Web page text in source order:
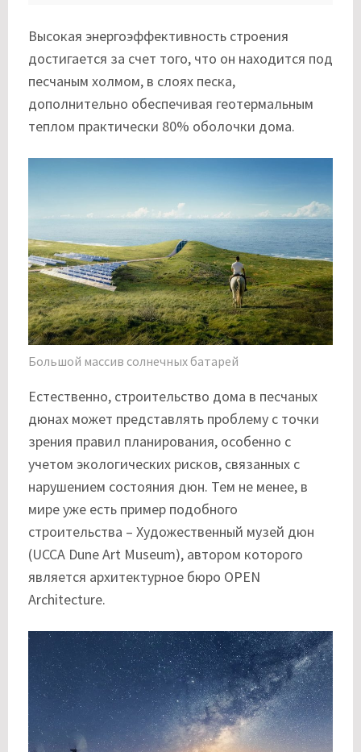
Высокая энергоэффективность строения
достигается за счет того, что он находится под
песчаным холмом, в слоях песка,
дополнительно обеспечивая геотермальным
теплом практически 80% оболочки дома.
Большой массив солнечных батарей
Естественно, строительство дома в песчаных
дюнах может представлять проблему с точки
зрения правил планирования, особенно с
учетом экологических рисков, связанных с
нарушением состояния дюн. Тем не менее, в
мире уже есть пример подобного
строительства – Художественный музей дюн
(UCCA Dune Art Museum), автором которого
является архитектурное бюро OPEN
Architecture.